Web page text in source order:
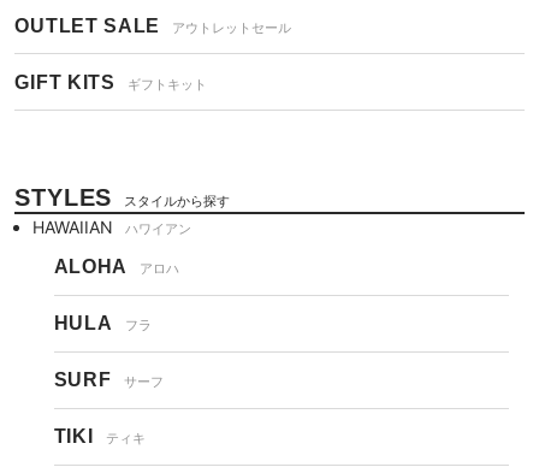
OUTLET SALE アウトレットセール
GIFT KITS ギフトキット
STYLES スタイルから探す
HAWAIIAN ハワイアン
ALOHA アロハ
HULA フラ
SURF サーフ
TIKI ティキ